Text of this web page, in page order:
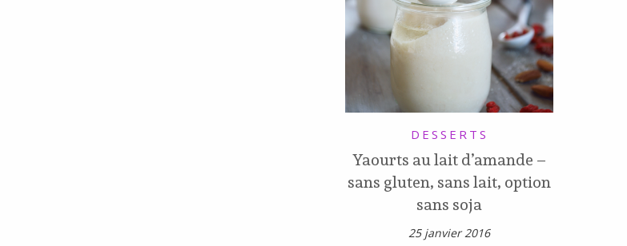
DESSERTS
Yaourts au lait d’amande –
sans gluten, sans lait, option
sans soja
25 janvier 2016